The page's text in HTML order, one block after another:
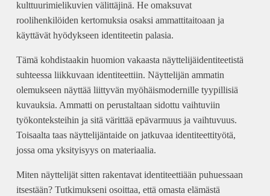
kulttuurimielikuvien välittäjinä. He omaksuvat
roolihenkilöiden kertomuksia osaksi ammattitaitoaan ja
käyttävät hyödykseen identiteetin palasia.
Tämä kohdistaakin huomion vakaasta näyttelijäidentiteetistä
suhteessa liikkuvaan identiteettiin. Näyttelijän ammatin
olemukseen näyttää liittyvän myöhäismodernille tyypillisiä
kuvauksia. Ammatti on perustaltaan sidottu vaihtuviin
työkonteksteihin ja sitä värittää epävarmuus ja vaihtuvuus.
Toisaalta taas näyttelijäntaide on jatkuvaa identiteettityötä,
jossa oma yksityisyys on materiaalia.
Miten näyttelijät sitten rakentavat identiteettiään puhuessaan
itsestään? Tutkimukseni osoittaa, että omasta elämästä